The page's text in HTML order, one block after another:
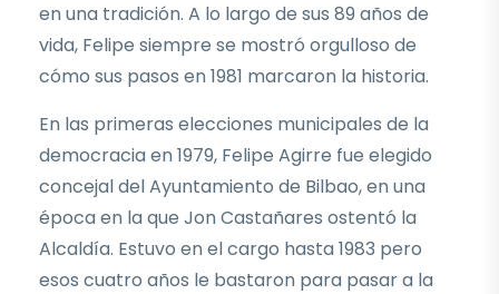
en una tradición. A lo largo de sus 89 años de
vida, Felipe siempre se mostró orgulloso de
cómo sus pasos en 1981 marcaron la historia.
En las primeras elecciones municipales de la
democracia en 1979, Felipe Agirre fue elegido
concejal del Ayuntamiento de Bilbao, en una
época en la que Jon Castañares ostentó la
Alcaldía. Estuvo en el cargo hasta 1983 pero
esos cuatro años le bastaron para pasar a la